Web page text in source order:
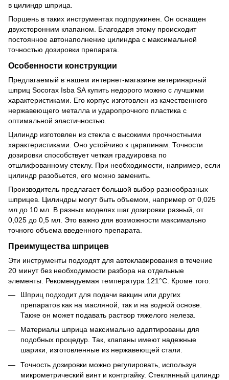
в цилиндр шприца.
Поршень в таких инструментах подпружинен. Он оснащен
двухсторонним клапаном. Благодаря этому происходит
постоянное автонаполнение цилиндра с максимальной
точностью дозировки препарата.
Особенности конструкции
Предлагаемый в нашем интернет-магазине ветеринарный
шприц Socorax Isba SA купить недорого можно с лучшими
характеристиками. Его корпус изготовлен из качественного
нержавеющего металла и ударопрочного пластика с
оптимальной эластичностью.
Цилиндр изготовлен из стекла с высокими прочностными
характеристиками. Оно устойчиво к царапинам. Точности
дозировки способствует четкая градуировка по
отшлифованному стеклу. При необходимости, например, если
цилиндр разобьется, его можно заменить.
Производитель предлагает большой выбор разнообразных
шприцев. Цилиндры могут быть объемом, например от 0,025
мл до 10 мл. В разных моделях шаг дозировки разный, от
0,025 до 0,5 мл. Это важно для возможности максимально
точного объема введенного препарата.
Преимущества шприцев
Эти инструменты подходят для автоклавирования в течение
20 минут без необходимости разбора на отдельные
элементы. Рекомендуемая температура 121°С. Кроме того:
Шприц подходит для подачи вакцин или других
препаратов как на масляной, так и на водной основе.
Также он может подавать раствор тяжелого железа.
Материалы шприца максимально адаптированы для
подобных процедур. Так, клапаны имеют надежные
шарики, изготовленные из нержавеющей стали.
Точность дозировки можно регулировать, используя
микрометрический винт и контргайку. Стеклянный цилиндр